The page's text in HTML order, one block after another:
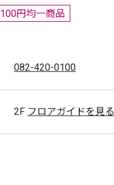
100円均一商品
082-420-0100
2F フロアガイドを見る